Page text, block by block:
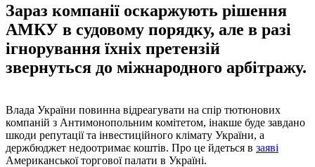
Зараз компанії оскаржують рішення
АМКУ в судовому порядку, але в разі
ігнорування їхніх претензій
звернуться до міжнародного арбітражу.
Влада України повинна відреагувати на спір тютюнових
компаній з Антимонопольним комітетом, інакше буде завдано
шкоди репутації та інвестиційного клімату України, а
держбюджет недоотримає коштів. Про це йдеться в заяві
Американської торгової палати в Україні.